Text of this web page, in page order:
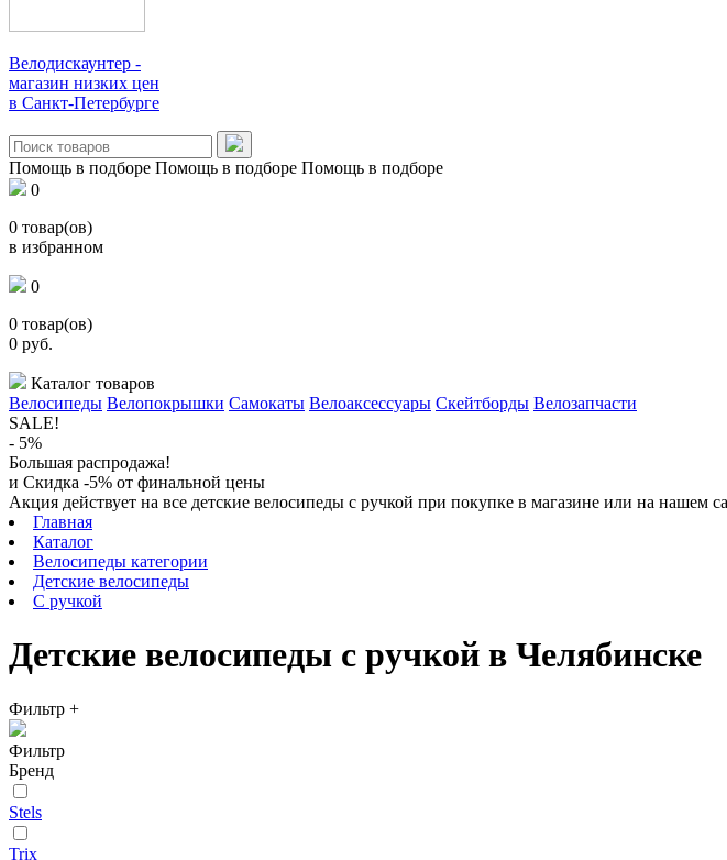
Велодискаунтер -
магазин низких цен
в Санкт-Петербурге
Помощь в подборе Помощь в подборе Помощь в подборе
0
0 товар(ов)
в избранном
0
0 товар(ов)
0 руб.
Каталог товаров
Велосипеды Велопокрышки Самокаты Велоаксессуары Скейтборды Велозапчасти
SALE!
- 5%
Большая распродажа!
и Скидка -5% от финальной цены
Акция действует на все детские велосипеды с ручкой при покупке в магазине или на нашем
Главная
Каталог
Велосипеды категории
Детские велосипеды
C ручкой
Детские велосипеды с ручкой в Челябинске
Фильтр +
Фильтр
Бренд
Stels
Trix